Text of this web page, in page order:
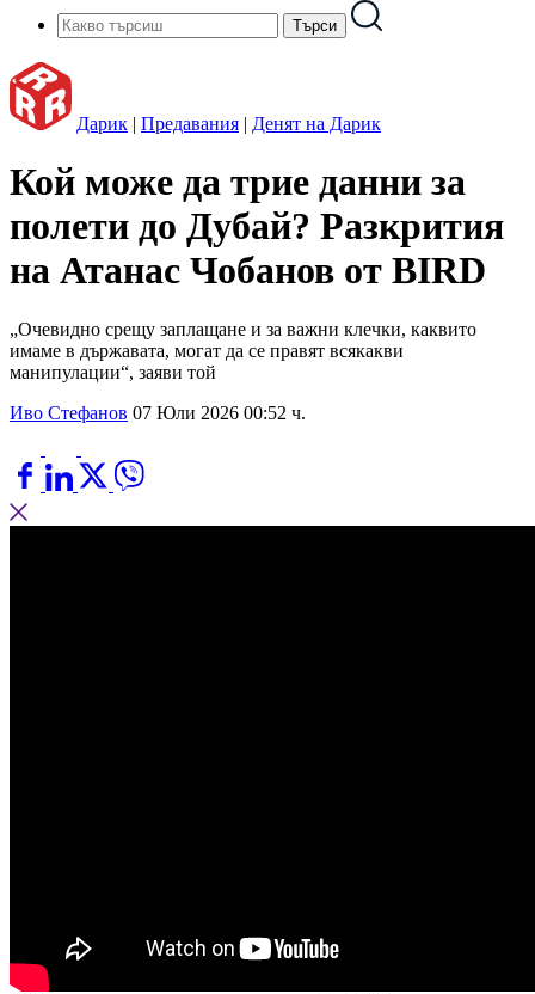
Дарик | Предавания | Денят на Дарик
Кой може да трие данни за
полети до Дубай? Разкрития
на Атанас Чобанов от BIRD
„Очевидно срещу заплащане и за важни клечки, каквито
имаме в държавата, могат да се правят всякакви
манипулации“, заяви той
Иво Стефанов 07 Юли 2026 00:52 ч.